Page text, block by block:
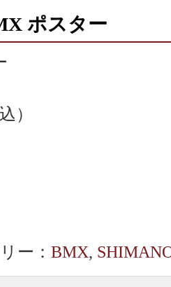
ポスター
）
ー： BMX,